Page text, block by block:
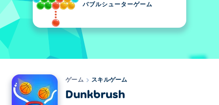
バブルシューターゲーム
ゲーム スキルゲーム
Dunkbrush